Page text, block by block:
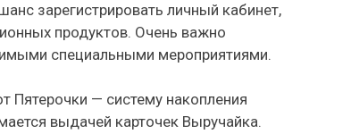
зарегистрировать личный кабинет,
продуктов. Очень важно
специальными мероприятиями.
— систему накопления
выдачей карточек Выручайка.